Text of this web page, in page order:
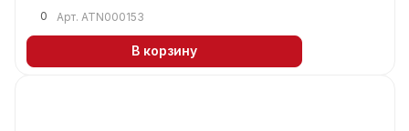
0 Арт. ATN000153
В корзину